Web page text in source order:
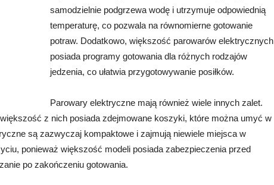
samodzielnie podgrzewa wodę i utrzymuje odpowiednią
temperaturę, co pozwala na równomierne gotowanie
potraw. Dodatkowo, większość parowarów elektrycznych
posiada programy gotowania dla różnych rodzajów
jedzenia, co ułatwia przygotowywanie posiłków.
Parowary elektryczne mają również wiele innych zalet.
z nich posiada zdejmowane koszyki, które można umyć w
są zazwyczaj kompaktowe i zajmują niewiele miejsca w
ponieważ większość modeli posiada zabezpieczenia przed
po zakończeniu gotowania.